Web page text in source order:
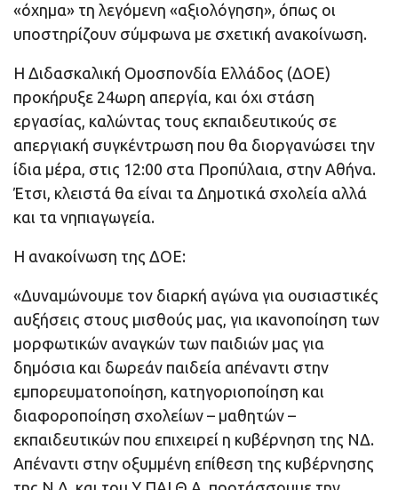
«όχημα» τη λεγόμενη «αξιολόγηση», όπως οι
υποστηρίζουν σύμφωνα με σχετική ανακοίνωση.
Η Διδασκαλική Ομοσπονδία Ελλάδος (ΔΟΕ)
προκήρυξε 24ωρη απεργία, και όχι στάση
εργασίας, καλώντας τους εκπαιδευτικούς σε
απεργιακή συγκέντρωση που θα διοργανώσει την
ίδια μέρα, στις 12:00 στα Προπύλαια, στην Αθήνα.
Έτσι, κλειστά θα είναι τα Δημοτικά σχολεία αλλά
και τα νηπιαγωγεία.
Η ανακοίνωση της ΔΟΕ:
«Δυναμώνουμε τον διαρκή αγώνα για ουσιαστικές
αυξήσεις στους μισθούς μας, για ικανοποίηση των
μορφωτικών αναγκών των παιδιών μας για
δημόσια και δωρεάν παιδεία απέναντι στην
εμπορευματοποίηση, κατηγοριοποίηση και
διαφοροποίηση σχολείων – μαθητών –
εκπαιδευτικών που επιχειρεί η κυβέρνηση της ΝΔ.
Απέναντι στην οξυμμένη επίθεση της κυβέρνησης